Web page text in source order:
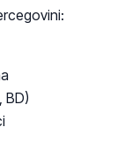
BD)